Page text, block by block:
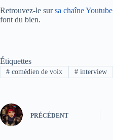
Retrouvez-le sursa chaîne Youtube
font du bien.
Étiquettes
#comédien de voix #interview
PRÉCÉDENT